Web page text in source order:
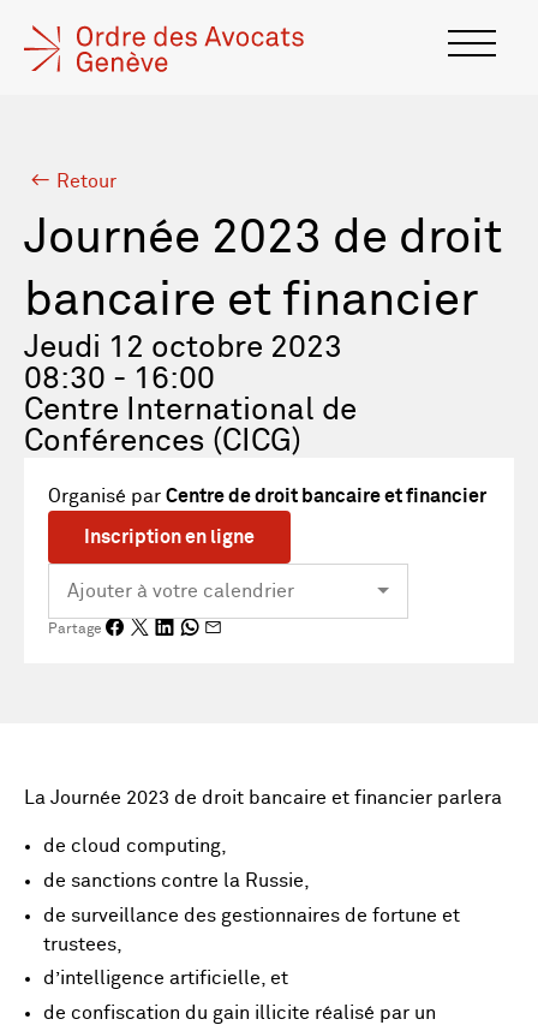
Retour
Journée 2023 de droit
bancaire et financier
Jeudi 12 octobre 2023
08:30 - 16:00
Centre International de
Conférences (CICG)
Organisé par Centre de droit bancaire et financier
Inscription en ligne
Partage
La Journée 2023 de droit bancaire et financier parlera
de cloud computing,
de sanctions contre la Russie,
de surveillance des gestionnaires de fortune et
trustees,
d’intelligence artificielle, et
de confiscation du gain illicite réalisé par un